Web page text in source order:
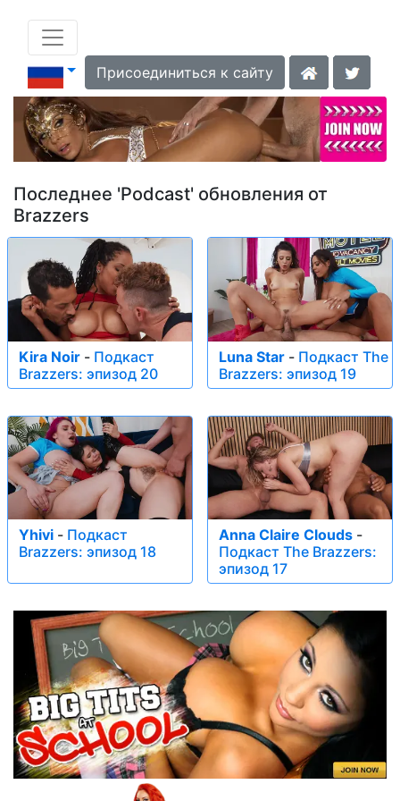
Присоединиться к сайту
Последнее 'Podcast' обновления от
Brazzers
Kira Noir - Подкаст
Brazzers: эпизод 20
Luna Star - Подкаст The
Brazzers: эпизод 19
Yhivi - Подкаст
Brazzers: эпизод 18
Anna Claire Clouds -
Подкаст The Brazzers:
эпизод 17